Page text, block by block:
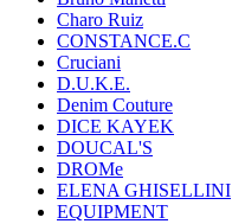
Charo Ruiz
CONSTANCE.C
Cruciani
D.U.K.E.
Denim Couture
DICE KAYEK
DOUCAL'S
DROMe
ELENA GHISELLINI
EQUIPMENT